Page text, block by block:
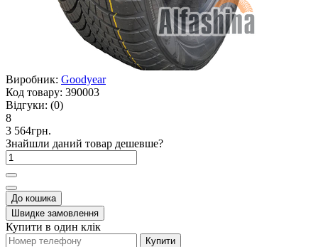
Виробник: Goodyear
Код товару: 390003
Відгуки: (0)
8
3 564грн.
Знайшли даний товар дешевше?
До кошика
Швидке замовлення
Купити в один клік
Купити